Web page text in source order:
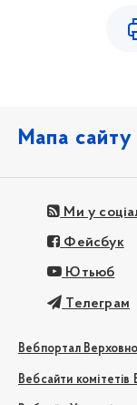
Мапа сайту
Ми у
Фейсбук
Ютьюб
Телеграм
Вебпортал
Вебсайти